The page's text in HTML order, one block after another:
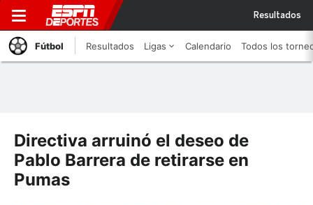
Resultados
Fútbol Resultados Ligas Calendario Todos los
Directiva arruinó el deseo de
Pablo Barrera de retirarse en
Pumas